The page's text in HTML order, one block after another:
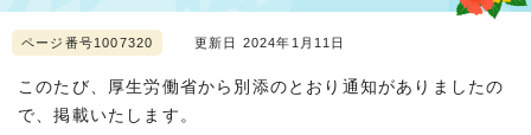
ページ番号1007320 更新日 2024年1月11日
このたび、厚生労働省から別添のとおり通知がありましたの
で、掲載いたします。